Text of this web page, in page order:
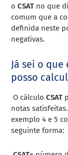
oCSAT no que
comum que a
definida neste
negativas.
Já sei o
posso
O cálculoCSAT
notas
exemplo 4 e 5
seguinte forma: